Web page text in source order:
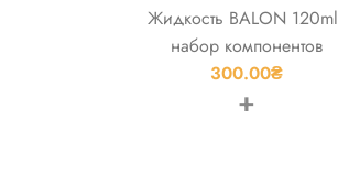
Жидкость BALON
набор компонентов
300.00₴
+